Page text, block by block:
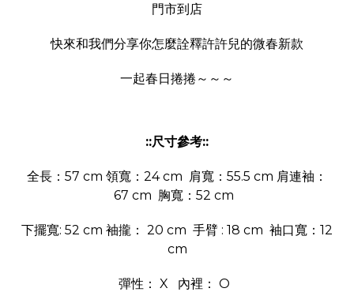
門市到店
快來和我們分享你怎麼詮釋許許兒的微春新款
一起春日捲捲～～～
::尺寸參考::
全長：57 cm 領寬：24 cm 肩寬：55.5 cm 肩連袖：
67 cm 胸寬：52 cm
下擺寬: 52 cm 袖攏： 20 cm 手臂 : 18 cm 袖口寬：12
cm
彈性： X 內裡： O